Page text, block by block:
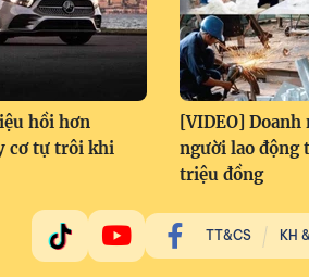
hồi hơn
cơ tự trôi khi
[VIDEO]
người lao động
triệu đồng
TT&CS KH